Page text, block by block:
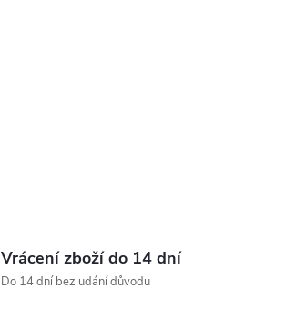
Vrácení zboží do 14 dní
Do 14 dní bez udání důvodu